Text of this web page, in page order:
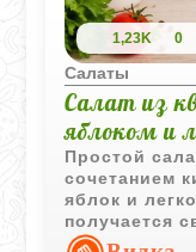
1,23K 0
Салаты
Салат из
яблоком и
Простой
сочетанием
яблок и
получается
отлично